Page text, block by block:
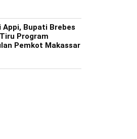
Appi, Bupati Brebes
Program
Pemkot Makassar